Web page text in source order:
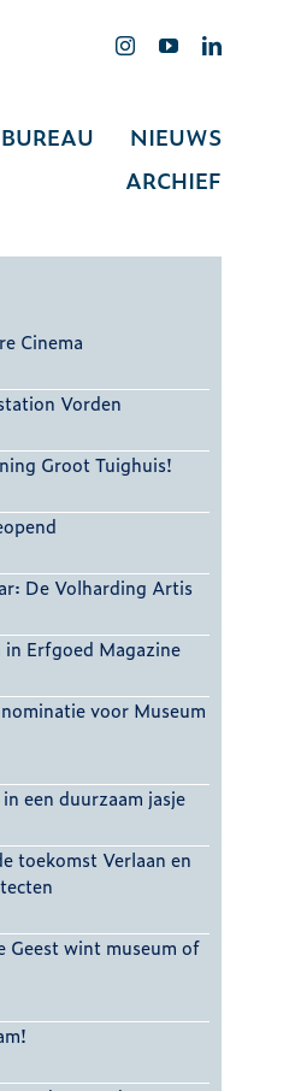
BUREAU
NIEUWS
ARCHIEF
Cinema
Vorden
Groot Tuighuis!
De Volharding Artis
in Erfgoed Magazine
voor Museum
een duurzaam jasje
toekomst Verlaan en
Geest wint museum of